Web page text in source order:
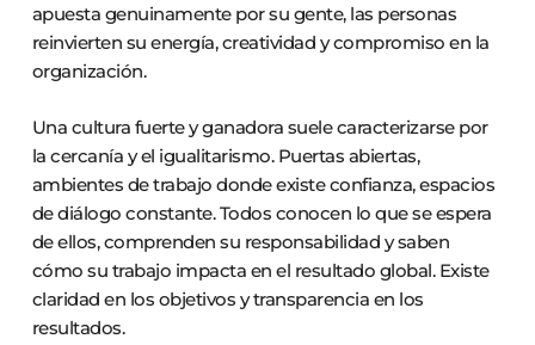
apuesta genuinamente por su gente, las personas
reinvierten su energía, creatividad y compromiso en la
organización.
Una cultura fuerte y ganadora suele caracterizarse por
la cercanía y el igualitarismo. Puertas abiertas,
ambientes de trabajo donde existe confianza, espacios
de diálogo constante. Todos conocen lo que se espera
de ellos, comprenden su responsabilidad y saben
cómo su trabajo impacta en el resultado global. Existe
claridad en los objetivos y transparencia en los
resultados.